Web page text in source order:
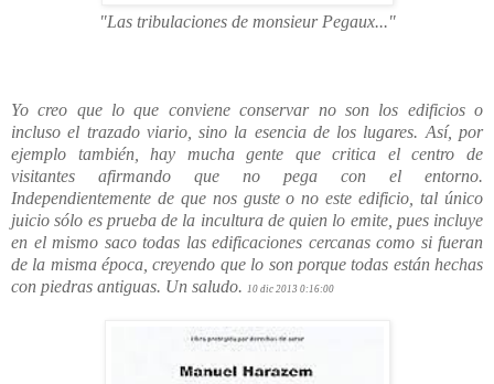
"Las tribulaciones de monsieur Pegaux..."
Yo creo que lo que conviene conservar no son los edificios o
incluso el trazado viario, sino la esencia de los lugares. Así, por
ejemplo también, hay mucha gente que critica el centro de
visitantes afirmando que no pega con el entorno.
Independientemente de que nos guste o no este edificio, tal único
juicio sólo es prueba de la incultura de quien lo emite, pues incluye
en el mismo saco todas las edificaciones cercanas como si fueran
de la misma época, creyendo que lo son porque todas están hechas
con piedras antiguas. Un saludo. 10 dic 2013 0:16:00